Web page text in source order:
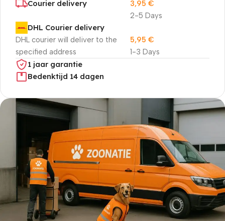
Courier delivery
2-5 Days
3,95 €
DHL Courier delivery
DHL courier will deliver to the
specified address
1-3 Days
5,95 €
1 jaar garantie
Bedenktijd 14 dagen